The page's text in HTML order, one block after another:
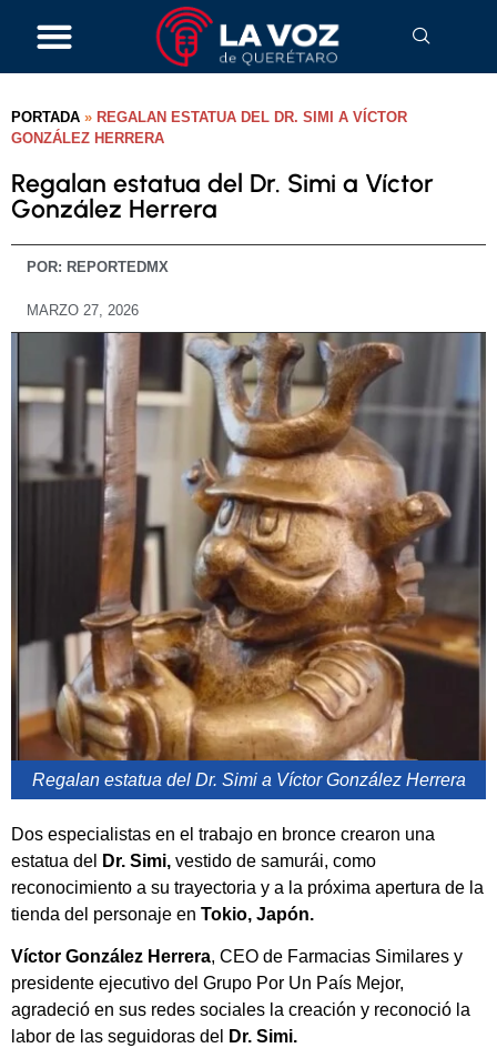
PORTADA » REGALAN ESTATUA DEL DR. SIMI A VÍCTOR
GONZÁLEZ HERRERA
Regalan estatua del Dr. Simi a Víctor
González Herrera
POR: REPORTEDMX
MARZO 27, 2026
Regalan estatua del Dr. Simi a Víctor González Herrera
Dos especialistas en el trabajo en bronce crearon una
estatua del
Dr. Simi, vestido de samurái, como
reconocimiento a su trayectoria y a la próxima apertura de la
tienda del personaje en Tokio, Japón.
Víctor González Herrera, CEO de Farmacias Similares y
presidente ejecutivo del Grupo Por Un País Mejor,
agradeció en sus redes sociales la creación y reconoció la
labor de las seguidoras del
Dr. Simi.